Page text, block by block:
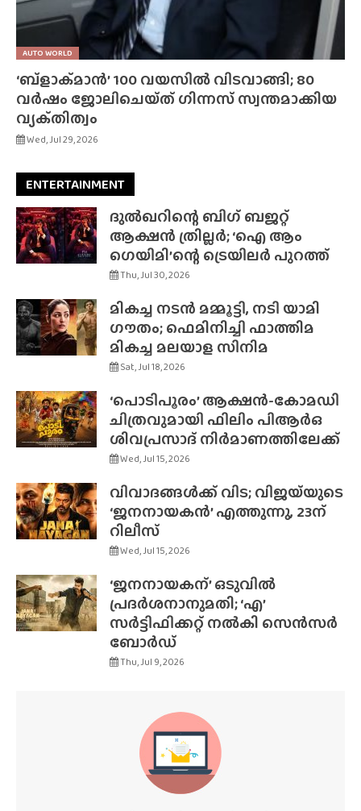
AUTO WORLD
‘ബ്‌ളാക്‌മാൻ’ 100 വയസിൽ വിടവാങ്ങി; 80
വർഷം ജോലിചെയ്‌ത്‌ ഗിന്നസ് സ്വന്തമാക്കിയ
വ്യക്‌തിത്വം
Wed, Jul 29, 2026
ENTERTAINMENT
ദുൽഖറിന്റെ ബിഗ് ബജറ്റ്
ആക്ഷൻ ത്രില്ലർ; ‘ഐ ആം
ഗെയിമി’ന്റെ ട്രെയിലർ പുറത്ത്
Thu, Jul 30, 2026
മികച്ച നടൻ മമ്മൂട്ടി, നടി യാമി
ഗൗതം; ഫെമിനിച്ചി ഫാത്തിമ
മികച്ച മലയാള സിനിമ
Sat, Jul 18, 2026
‘പൊടിപൂരം’ ആക്ഷൻ-കോമഡി
ചിത്രവുമായി ഫിലിം പിആർഒ
ശിവപ്രസാദ് നിർമാണത്തിലേക്ക്
Wed, Jul 15, 2026
വിവാദങ്ങൾക്ക് വിട; വിജയ്‌യുടെ
‘ജനനായകൻ’ എത്തുന്നു, 23ന്
റിലീസ്
Wed, Jul 15, 2026
‘ജനനായകന്’ ഒടുവിൽ
പ്രദർശനാനുമതി; ‘എ’
സർട്ടിഫിക്കറ്റ് നൽകി സെൻസർ
ബോർഡ്
Thu, Jul 9, 2026